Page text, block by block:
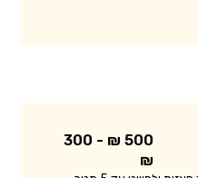
500 ₪ - 300
₪